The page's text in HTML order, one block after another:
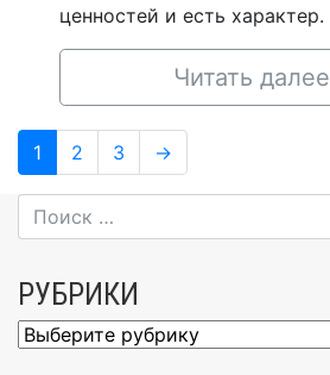
ценностей и есть характер.
Читать далее
Навигация
по
записям
Page
1 Page
2 Page
3 →
РУБРИКИ
Рубрики